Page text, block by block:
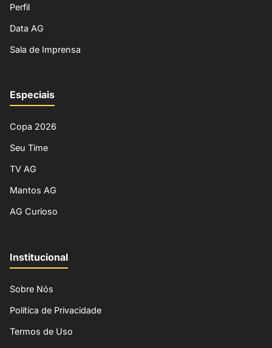
Perfil
Data AG
Sala de Imprensa
Especiais
Copa 2026
Seu Time
TV AG
Mantos AG
AG Curioso
Institucional
Sobre Nós
Política de Privacidade
Termos de Uso